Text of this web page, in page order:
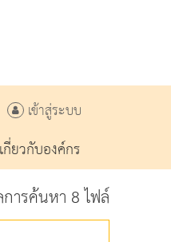
เข้าสู่ระบบ
เกี่ยวกับองค์กร
ารค้นหา 8 ไฟล์